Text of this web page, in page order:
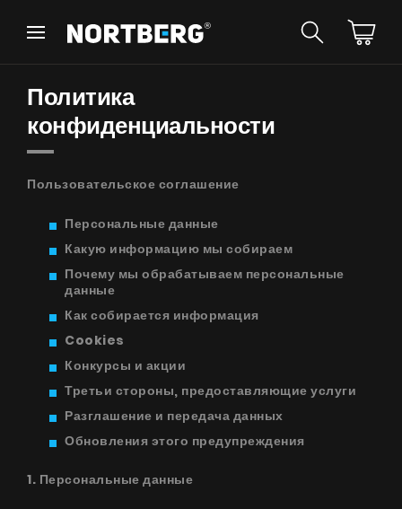
Назад
Новинки
Вытяжки Островные
Вытяжки Пристенные
Вытяжки Рустикальные
Вытяжки Цилиндрические
Вытяжки Декоративные
Вытяжки Полновстраиваемые
Вытяжки Телескопические
Вытяжки Интегрированные
Аксессуары
Серия Super Silent
Вытяжки с турбиной на крыше дома
Назад
УВИДЕТЬ ВСЕ
Политика
конфиденциальности
Пользовательское соглашение
Персональные данные
Какую информацию мы собираем
Почему мы обрабатываем персональные
данные
Как собирается информация
Cookies
Конкурсы и акции
Третьи стороны, предоставляющие услуги
Разглашение и передача данных
Обновления этого предупреждения
1. Персональные данные